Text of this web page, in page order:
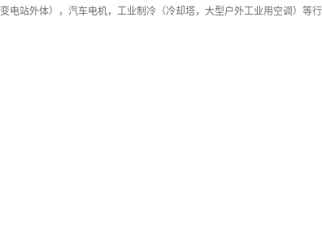
站外体），汽车电机，工业制冷（冷却塔，大型户外工业用空调）等行